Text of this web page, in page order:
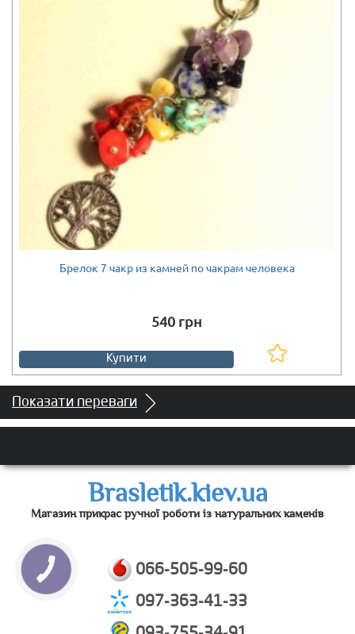
Брелок 7 чакр из камней по чакрам человека
540 грн
Купити
Є в наявності
Показати переваги
Brasletik.kiev.ua
Магазин прикрас ручної роботи із натуральних каменів
066-505-99-60
097-363-41-33